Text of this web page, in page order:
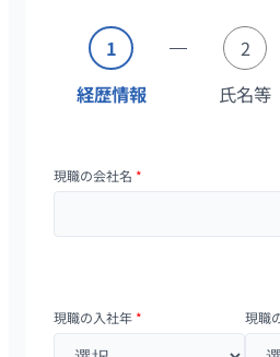
1
経歴情報
2
氏名等
現職の会社名 *
現職の入社年 * 現職